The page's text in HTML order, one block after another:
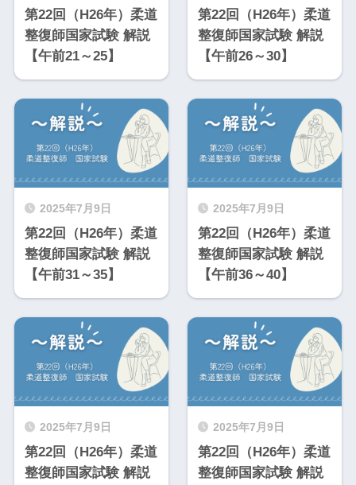
第22回（H26年）柔道
整復師国家試験 解説
【午前21～25】
第22回（H26年）柔道
整復師国家試験 解説
【午前26～30】
2025年7月9日
第22回（H26年）柔道
整復師国家試験 解説
【午前31～35】
2025年7月9日
第22回（H26年）柔道
整復師国家試験 解説
【午前36～40】
2025年7月9日
第22回（H26年）柔道
整復師国家試験 解説
2025年7月9日
第22回（H26年）柔道
整復師国家試験 解説